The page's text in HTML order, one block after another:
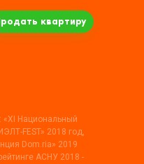
квартиру
«ХІ Национальный
FEST» 2018 год,
Dom.ria» 2019
АСНУ 2018 -